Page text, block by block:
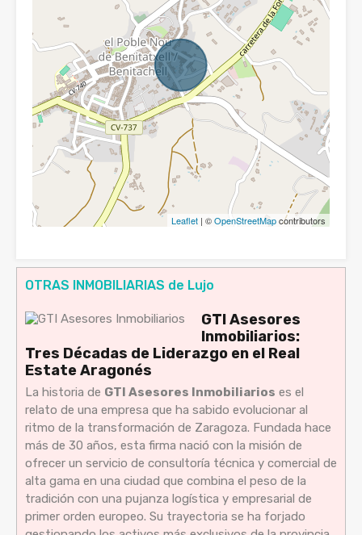
Leaflet | ©OpenStreetMapcontributors
OTRAS INMOBILIARIAS de Lujo
GTI Asesores
Inmobiliarios:
Tres Décadas de Liderazgo en el Real
Estate Aragonés
La historia de GTI Asesores Inmobiliarios es el
relato de una empresa que ha sabido evolucionar al
ritmo de la transformación de Zaragoza. Fundada hace
más de 30 años, esta firma nació con la misión de
ofrecer un servicio de consultoría técnica y comercial de
alta gama en una ciudad que combina el peso de la
tradición con una pujanza logística y empresarial de
primer orden europeo. Su trayectoria se ha forjado